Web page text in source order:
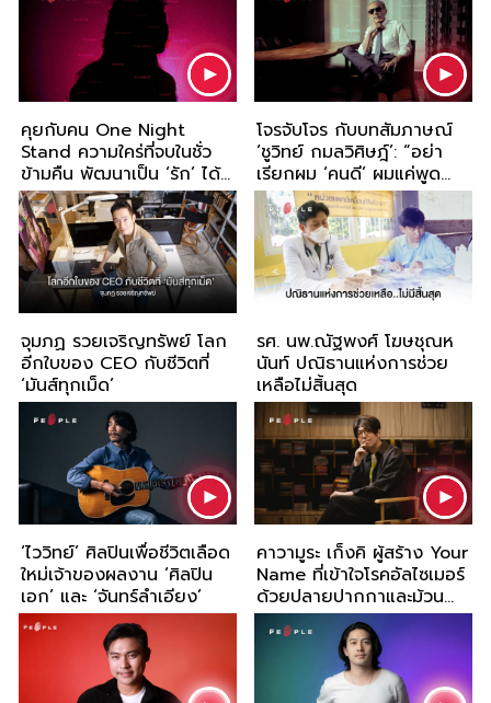
คุยกับคน One Night
Stand ความใคร่ที่จบในชั่ว
ข้ามคืน พัฒนาเป็น ‘รัก’ ได้
ไหม
โจรจับโจร กับบทสัมภาษณ์
‘ชูวิทย์ กมลวิศิษฎ์’: “อย่า
เรียกผม ‘คนดี’ ผมแค่พูด
‘ความจริง’”
จุมภฏ รวยเจริญทรัพย์ โลก
อีกใบของ CEO กับชีวิตที่
‘มันส์ทุกเม็ด’
รศ. นพ.ณัฐพงศ์ โฆษชุณห
นันท์ ปณิธานแห่งการช่วย
เหลือไม่สิ้นสุด
‘ไววิทย์’ ศิลปินเพื่อชีวิตเลือด
ใหม่เจ้าของผลงาน ‘ศิลปิน
เอก’ และ ‘จันทร์ลำเอียง’
คาวามูระ เก็งคิ ผู้สร้าง Your
Name ที่เข้าใจโรคอัลไซเมอร์
ด้วยปลายปากกาและม้วน
ฟิล์ม